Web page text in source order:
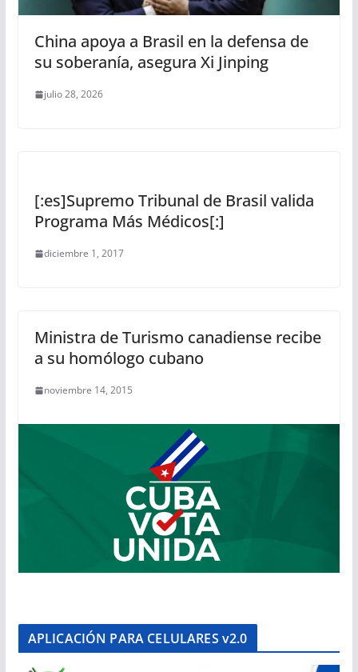
China apoya a Brasil en la defensa de
su soberanía, asegura Xi Jinping
julio 28, 2026
[:es]Supremo Tribunal de Brasil valida
Programa Más Médicos[:]
diciembre 1, 2017
Ministra de Turismo canadiense recibe
a su homólogo cubano
noviembre 14, 2015
APLICACIÓN PARA CELULARES v2.0